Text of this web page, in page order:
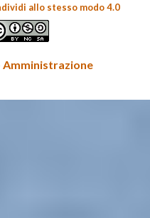
allo stesso modo 4.0
Amministrazione